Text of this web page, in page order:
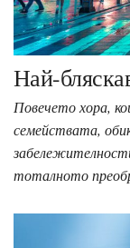
Най-
Повечето хора,
семействата,
тоталното